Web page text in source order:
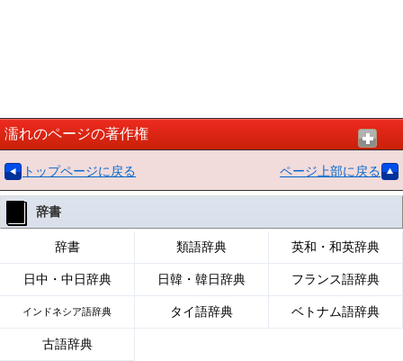
濡れのページの著作権
トップページに戻る ページ上部に戻る
辞書
辞書 類語辞典 英和・和英辞典
日中・中日辞典 日韓・韓日辞典 フランス語辞典
インドネシア語辞典 タイ語辞典 ベトナム語辞典
古語辞典